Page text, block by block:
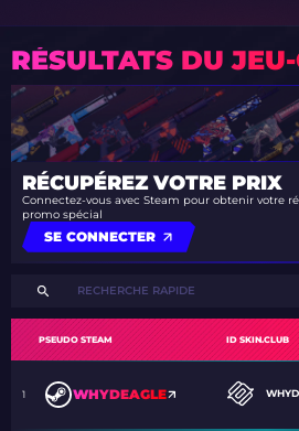
RÉSULTATS DU
RÉCUPÉREZ VOTRE PRIX
Connectez-vous avec Steam pour obtenir votre
promo spécial
SE CONNECTER
PSEUDO STEAM ID SKIN.CLUB
1 WHYDEAGLE